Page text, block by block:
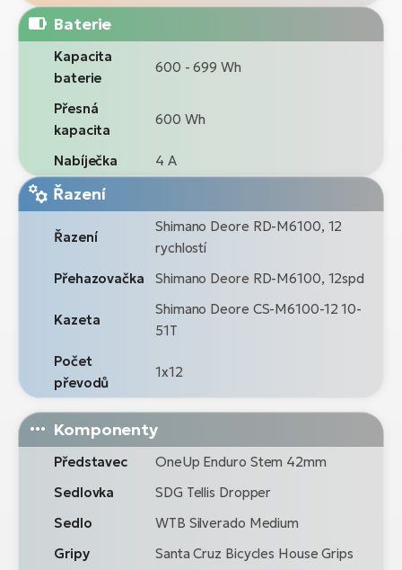
Baterie
Kapacita
baterie
600 - 699 Wh
Přesná
kapacita
600 Wh
Nabíječka 4 A
Řazení
Řazení
Shimano Deore RD-M6100, 12
rychlostí
Přehazovačka
Shimano Deore RD-M6100, 12spd
Kazeta
Shimano Deore CS-M6100-12 10-
51T
Počet
převodů
1x12
Komponenty
Představec
OneUp Enduro Stem 42mm
Sedlovka
SDG Tellis Dropper
Sedlo
WTB Silverado Medium
Gripy
Santa Cruz Bicycles House Grips